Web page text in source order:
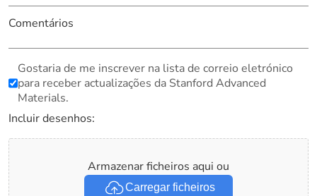
Comentários
Gostaria de me inscrever na lista de correio eletrónico
para receber actualizações da Stanford Advanced
Materials.
Incluir desenhos:
Armazenar ficheiros aqui ou
Carregar ficheiros